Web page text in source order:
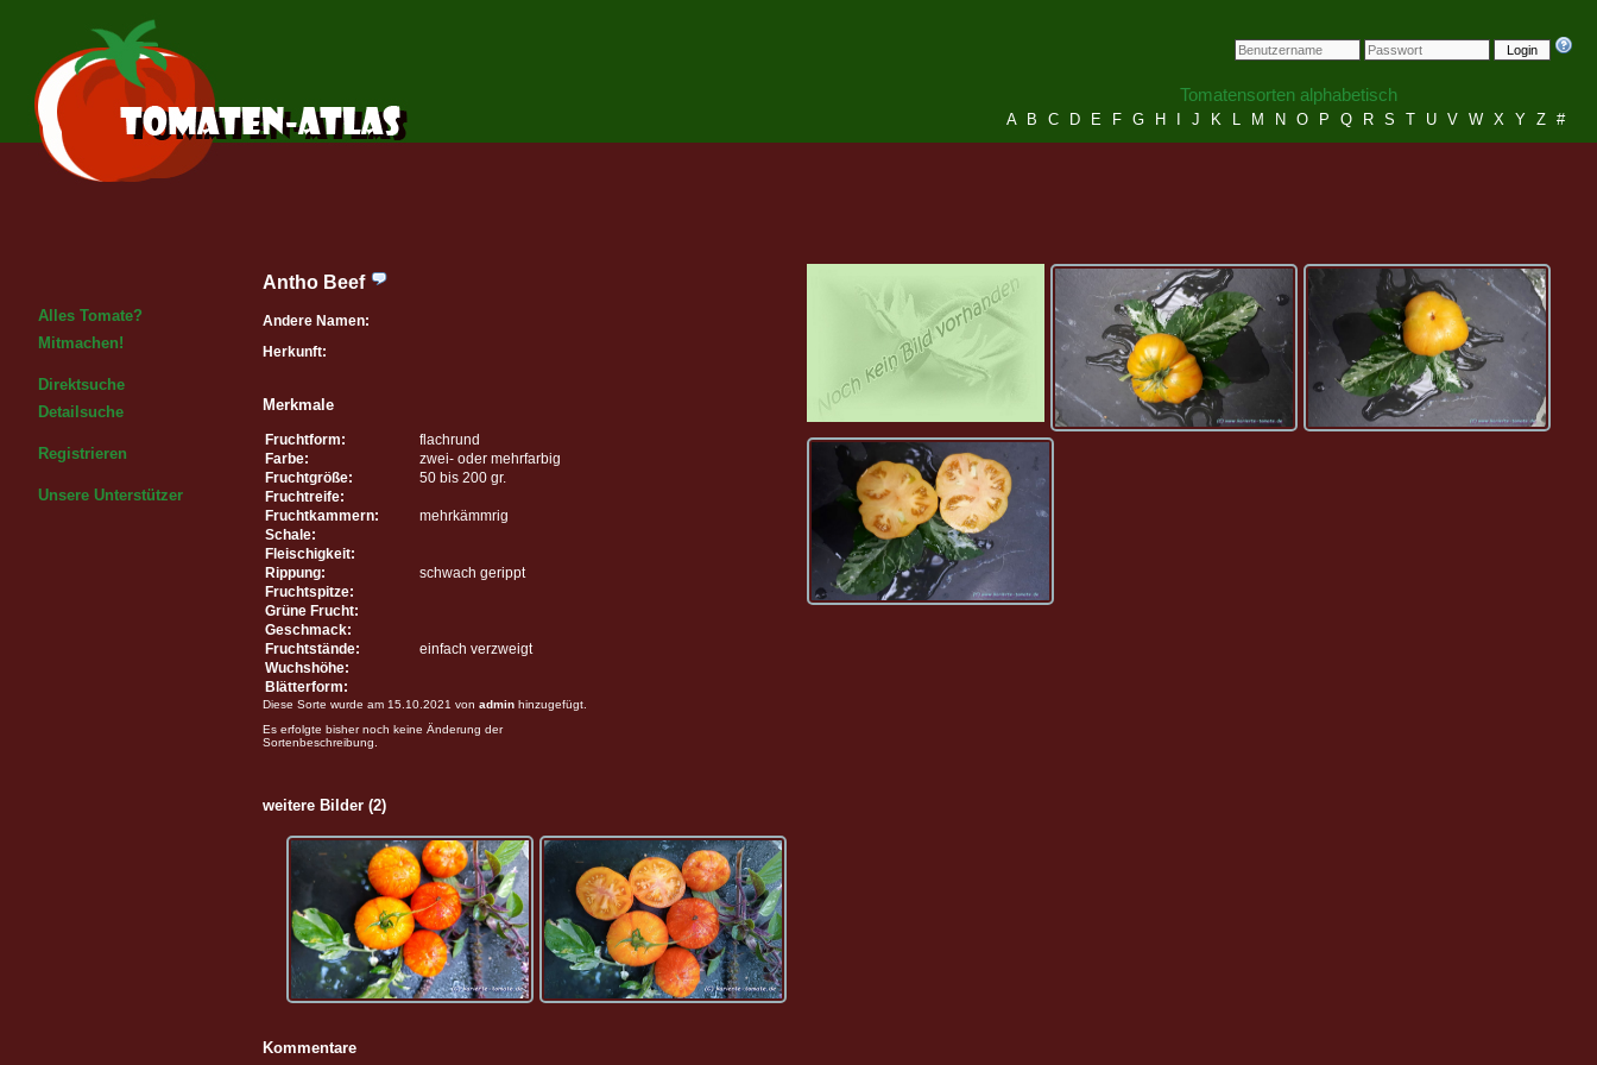
Login
Tomatensorten alphabetisch
A B C D E F G H J K L M N O P Q R S T U V W X Y Z #
Alles Tomate?
Mitmachen!
Direktsuche
Detailsuche
Registrieren
Unsere Unterstützer
Antho Beef
Andere Namen:
Herkunft:
Merkmale
Fruchtform:
flachrund
Farbe:
zwei- oder mehrfarbig
Fruchtgröße:
50 bis 200 gr.
Fruchtreife:
Fruchtkammern:
mehrkämmrig
Schale:
Fleischigkeit:
Rippung:
schwach gerippt
Fruchtspitze:
Grüne Frucht:
Geschmack:
Fruchtstände:
einfach verzweigt
Wuchshöhe:
Blätterform:
Diese Sorte wurde am 15.10.2021 von admin hinzugefügt.
Es erfolgte bisher noch keine Änderung der
Sortenbeschreibung.
weitere Bilder (2)
Kommentare